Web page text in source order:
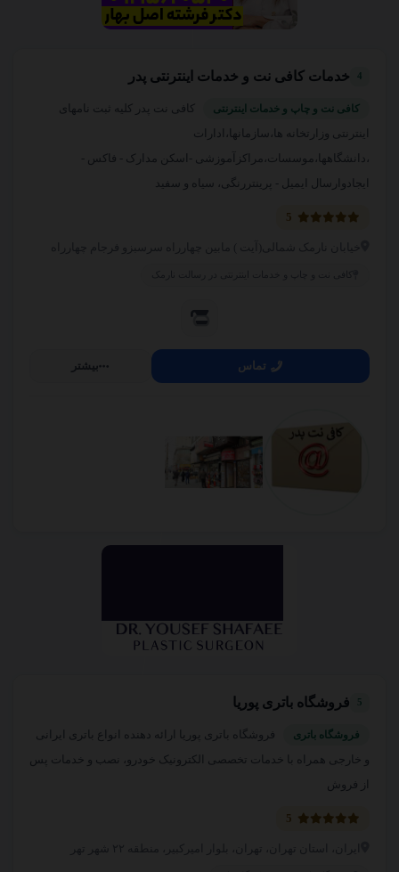
4 خدمات کافی نت و خدمات اینترنتی پدر
کافی نت و چاپ و خدمات اینترنتی
کافی نت پدر کلیه ثبت نامهای
اینترنتی وزارتخانه ها،سازمانها،ادارات
،دانشگاهها،موسسات،مراکزآموزشی -اسکن مدارک - فاکس -
ایجادوارسال ایمیل - پرینتررنگی، سیاه و سفید
تماس بیشتر
5 فروشگاه باتری پوریا
فروشگاه باتری
فروشگاه باتری پوریا ارائه دهنده انواع باتری ایرانی
و خارجی همراه با خدمات تخصصی الکترونیک خودرو، نصب و خدمات پس
از فروش